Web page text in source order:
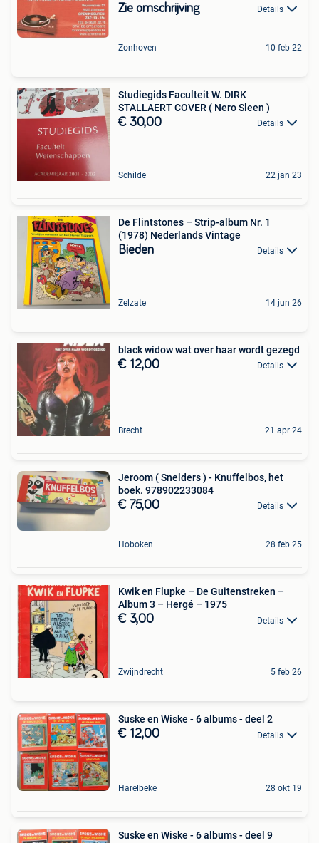
Zie omschrijving Details
Zonhoven 10 feb 22
Studiegids Faculteit W. DIRK
STALLAERT COVER ( Nero Sleen )
€ 30,00 Details
Schilde 22 jan 23
De Flintstones – Strip-album Nr. 1
(1978) Nederlands Vintage
Bieden Details
Zelzate 14 jun 26
black widow wat over haar wordt gezegd
€ 12,00 Details
Brecht 21 apr 24
Jeroom ( Snelders ) - Knuffelbos, het
boek. 978902233084
€ 75,00 Details
Hoboken 28 feb 25
Kwik en Flupke – De Guitenstreken –
Album 3 – Hergé – 1975
€ 3,00 Details
Zwijndrecht 5 feb 26
Suske en Wiske - 6 albums - deel 2
€ 12,00 Details
Harelbeke 28 okt 19
Suske en Wiske - 6 albums - deel 9